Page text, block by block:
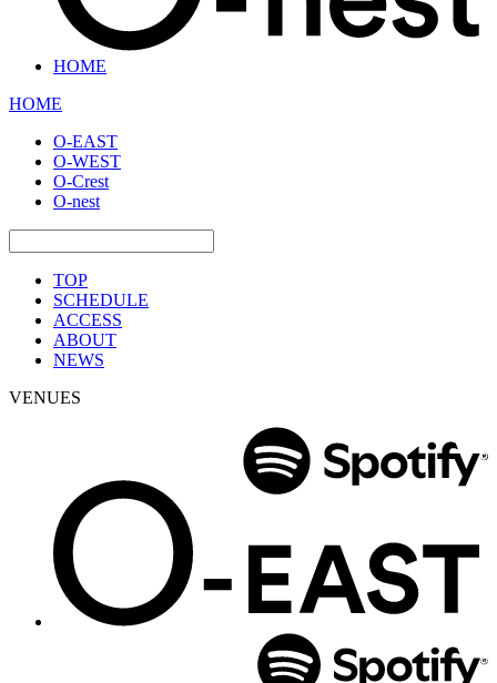
HOME
HOME
O-EAST
O-WEST
O-Crest
O-nest
TOP
SCHEDULE
ACCESS
ABOUT
NEWS
VENUES